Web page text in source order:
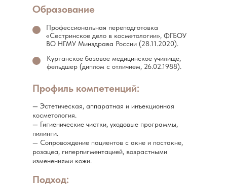
— Эстетическая, аппаратная и инъекционная
косметология.
— Гигиенические чистки, уходовые программы,
пилинги.
— Сопровождение пациентов с акне и постакне,
розацеа, гиперпигментацией, возрастными
изменениями кожи.
Профиль компетенций:
Подход:
Образование
Курганское базовое медицинское училище,
фельдшер (диплом с отличием, 26.02.1988).
Профессиональная переподготовка
«Сестринское дело в косметологии», ФГБОУ
ВО НГМУ Минздрава России (28.11.2020).